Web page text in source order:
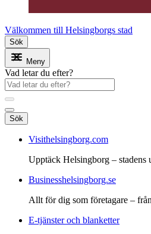
Välkommen till Helsingborgs stad
Sök
Meny
Vad letar du efter?
Sök
Visithelsingborg.com
Upptäck Helsingborg – stadens
Businesshelsingborg.se
Allt för dig som företagare –
E-tjänster och blanketter